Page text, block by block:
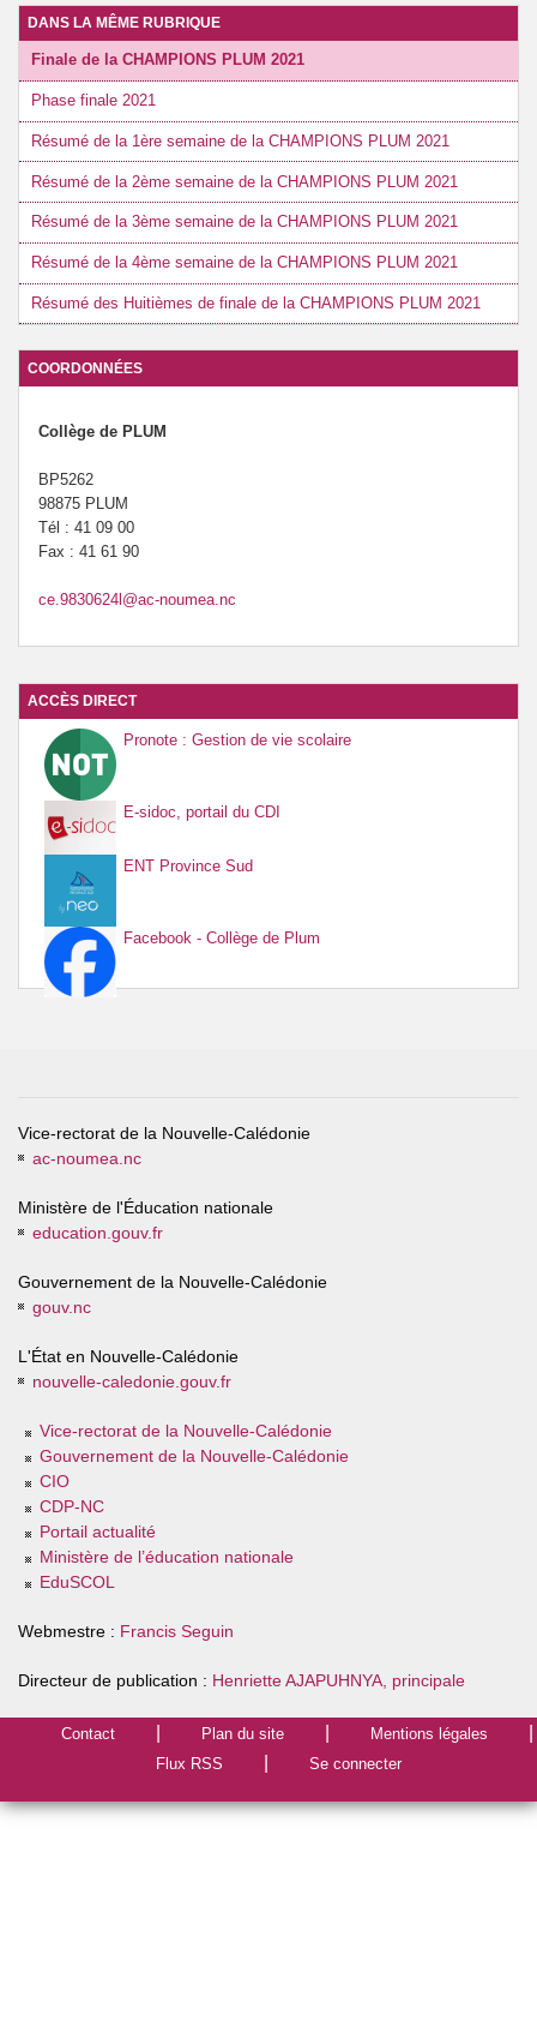
DANS LA MÊME RUBRIQUE
Finale de la CHAMPIONS PLUM 2021
Phase finale 2021
Résumé de la 1ère semaine de la CHAMPIONS PLUM 2021
Résumé de la 2ème semaine de la CHAMPIONS PLUM 2021
Résumé de la 3ème semaine de la CHAMPIONS PLUM 2021
Résumé de la 4ème semaine de la CHAMPIONS PLUM 2021
Résumé des Huitièmes de finale de la CHAMPIONS PLUM 2021
COORDONNÉES
Collège de PLUM
BP5262
98875 PLUM
Tél : 41 09 00
Fax : 41 61 90
ce.9830624l@ac-noumea.nc
ACCÈS DIRECT
Pronote : Gestion de vie scolaire
E-sidoc, portail du CDI
ENT Province Sud
Facebook - Collège de Plum
Vice-rectorat de la Nouvelle-Calédonie
ac-noumea.nc
Ministère de l'Éducation nationale
education.gouv.fr
Gouvernement de la Nouvelle-Calédonie
gouv.nc
L'État en Nouvelle-Calédonie
nouvelle-caledonie.gouv.fr
Vice-rectorat de la Nouvelle-Calédonie
Gouvernement de la Nouvelle-Calédonie
CIO
CDP-NC
Portail actualité
Ministère de l’éducation nationale
EduSCOL
Webmestre : Francis Seguin
Directeur de publication : Henriette AJAPUHNYA, principale
Contact Plan du site
Mentions légales
Flux RSS
Se connecter